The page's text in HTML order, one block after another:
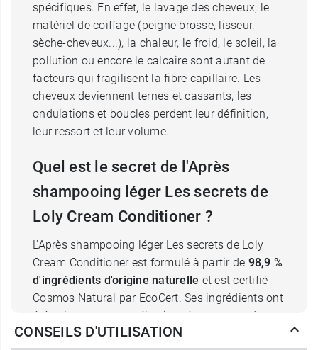
spécifiques. En effet, le lavage des cheveux, le
matériel de coiffage (peigne brosse, lisseur,
sèche-cheveux...), la chaleur, le froid, le soleil, la
pollution ou encore le calcaire sont autant de
facteurs qui fragilisent la fibre capillaire. Les
cheveux deviennent ternes et cassants, les
ondulations et boucles perdent leur définition,
leur ressort et leur volume.
Quel est le secret de l'Après
shampooing léger Les secrets de
Loly Cream Conditioner ?
L'Après shampooing léger Les secrets de Loly
Cream Conditioner est formulé à partir de 98,9 %
d'ingrédients d'origine naturelle et est certifié
Cosmos Natural par EcoCert. Ses ingrédients ont
été soigneusement sélectionnés pour prendre
soin des cheveux ondulés, bouclés ou frisés, les
CONSEILS D'UTILISATION